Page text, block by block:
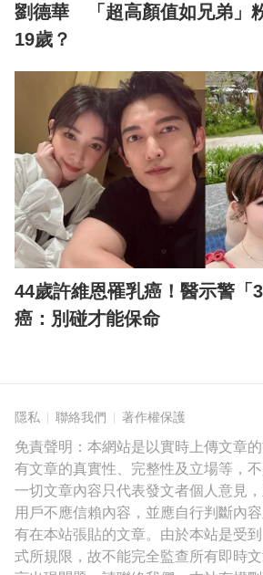
劉德華 「超高顏值如兄弟」
19歲？
44歲許維恩罹乳癌！醫示警「
癌：別碰才能保命
隱私 聯絡我們 著作權保護
免責聲明：本網站是以實時上傳文章
有文章的真實性、完整性及立場等，
一切文章內容只代表發文者個人意見
用戶不應信賴內容，並應自行判斷內
有在本站張貼的文章。由於本站是受
式所規限，故不能完全監查所有即時